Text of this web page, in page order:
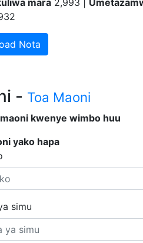
mara 2,993 |
Nota
- Toa Maoni
kwenye wimbo huu
yako hapa
simu